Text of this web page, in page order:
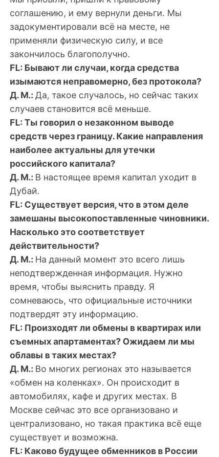
соглашению, и ему вернули деньги. Мы
задокументировали всё на месте, не
применяли физическую силу, и все
закончилось благополучно.
FL: Бывают ли случаи, когда средства
изымаются неправомерно, без протокола?
Д. М.: Да, такое случалось, но сейчас таких
случаев становится всё меньше.
FL: Ты говорил о незаконном выводе
средств через границу. Какие направления
наиболее актуальны для утечки
российского капитала?
Д. М.: В настоящее время капитал уходит в
Дубай.
FL: Существует версия, что в этом деле
замешаны высокопоставленные чиновники.
Насколько это соответствует
действительности?
Д. М.: На данный момент это всего лишь
неподтвержденная информация. Нужно
время, чтобы выяснить правду. Я
сомневаюсь, что официальные источники
подтвердят эту информацию.
FL: Произходят ли обмены в квартирах или
съемных апартаментах? Ожидаем ли мы
облавы в таких местах?
Д. М.: Во многих регионах это называется
«обмен на коленках». Он происходит в
автомобилях, кафе и других местах. В
Москве сейчас это все организовано и
централизовано, но такая практика всё еще
существует и возможна.
FL: Каково будущее обменников в России